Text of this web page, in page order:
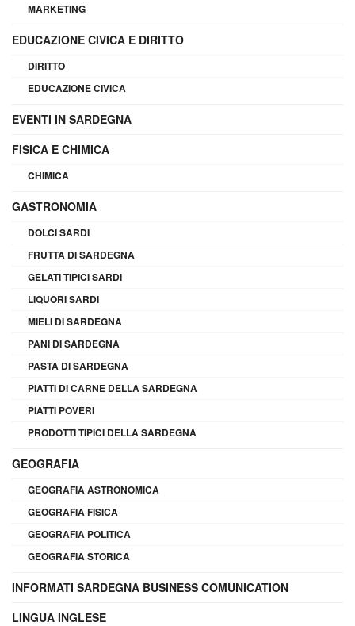
MARKETING
EDUCAZIONE CIVICA E DIRITTO
DIRITTO
EDUCAZIONE CIVICA
EVENTI IN SARDEGNA
FISICA E CHIMICA
CHIMICA
GASTRONOMIA
DOLCI SARDI
FRUTTA DI SARDEGNA
GELATI TIPICI SARDI
LIQUORI SARDI
MIELI DI SARDEGNA
PANI DI SARDEGNA
PASTA DI SARDEGNA
PIATTI DI CARNE DELLA SARDEGNA
PIATTI POVERI
PRODOTTI TIPICI DELLA SARDEGNA
GEOGRAFIA
GEOGRAFIA ASTRONOMICA
GEOGRAFIA FISICA
GEOGRAFIA POLITICA
GEOGRAFIA STORICA
INFORMATI SARDEGNA BUSINESS COMUNICATION
LINGUA INGLESE